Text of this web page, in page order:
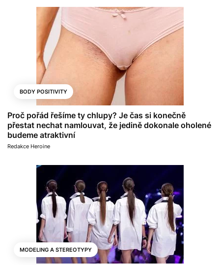
BODY POSITIVITY
Proč pořád řešíme ty chlupy? Je čas si konečně
přestat nechat namlouvat, že jedině dokonale oholené
budeme atraktivní
Redakce Heroine
MODELING A STEREOTYPY